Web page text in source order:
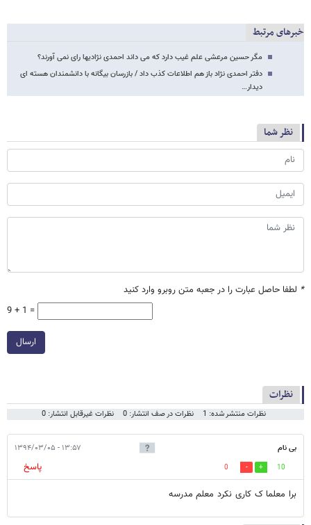
خبرهای مرتبط
مگر حسین مرعشی علم غیب دارد که می داند احمدی نژادیها رای نمی آورند؟
دفتر احمدی نژاد باز هم اطلاعات کذب داد / بازرسان بیگانه با دانشمندان هسته ای
دیدار…
نظر شما
* لطفا حاصل عبارت را در جعبه متن روبرو وارد کنید
9 + 1 =
ارسال
نظرات
نظرات منتشر شده: 1 نظرات در صف انتشار: 0 نظرات غیرقابل انتشار: 0
بی نام ۱۳:۵۷ - ۱۳۹۴/۰۳/۰۵
10
0
پاسخ
برا معلما ک کاری نکرد معلم مدرسه